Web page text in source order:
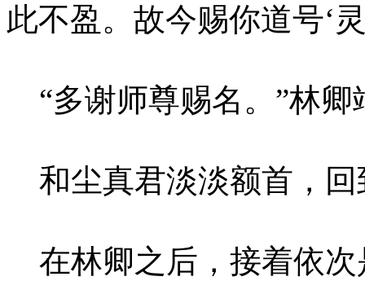
此不盈。故今赐你道号‘
“多谢师尊赐名。”林卿
和尘真君淡淡额首，回
在林卿之后，接着依次